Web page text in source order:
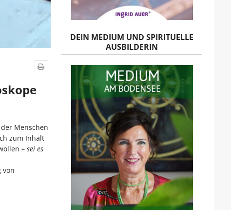
Menschen
zum Inhalt
– sei es
von
DEIN MEDIUM UND SPIRITUELLE
AUSBILDERIN